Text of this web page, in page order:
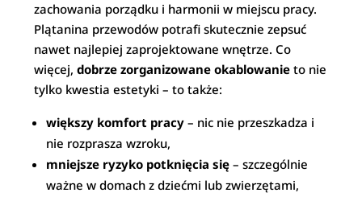
zachowania porządku i harmonii w miejscu pracy.
Plątanina przewodów potrafi skutecznie zepsuć
nawet najlepiej zaprojektowane wnętrze. Co
więcej,dobrze zorganizowane okablowanie to nie
tylko kwestia estetyki – to także:
większy komfort pracy – nic nie przeszkadza i
nie rozprasza wzroku,
mniejsze ryzyko potknięcia się – szczególnie
ważne w domach z dziećmi lub zwierzętami,